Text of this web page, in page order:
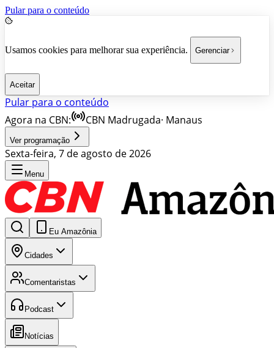
Pular para o conteúdo
Usamos cookies para melhorar sua experiência. Gerenciar
Aceitar
Pular para o conteúdo
Agora na CBN:
CBN Madrugada· Manaus
Ver programação
Sexta-feira, 7 de agosto de 2026
Menu
Eu Amazônia
Cidades
Comentaristas
Podcast
Notícias